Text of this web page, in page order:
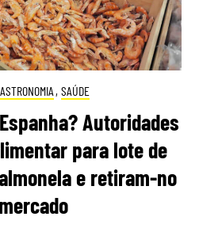
, SAÚDE
Autoridades
para lote de
e retiram-no